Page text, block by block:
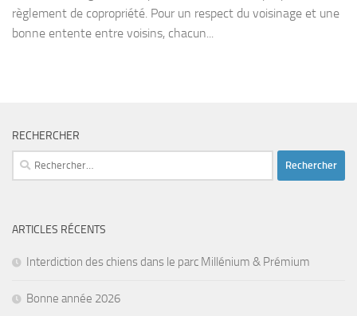
règlement de copropriété. Pour un respect du voisinage et une
bonne entente entre voisins, chacun...
RECHERCHER
Rechercher :
ARTICLES RÉCENTS
Interdiction des chiens dans le parc Millénium & Prémium
Bonne année 2026